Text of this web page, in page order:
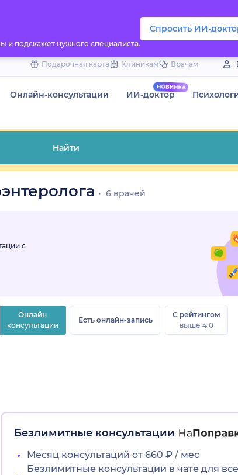
и подскажет нужного специалиста.
Спросить ИИ-
Подарочная карта Клиникам Врачам
Онлайн-консультации ИИ-доктор
Найти
6 врачей
с
Онлайн
консультации
Есть онлайн-запись
С рейтингом
выше 4.0
Безлимитные консультации
Месяц консультаций от 660 ₽ / мес
Безлимитные консультации в чате для